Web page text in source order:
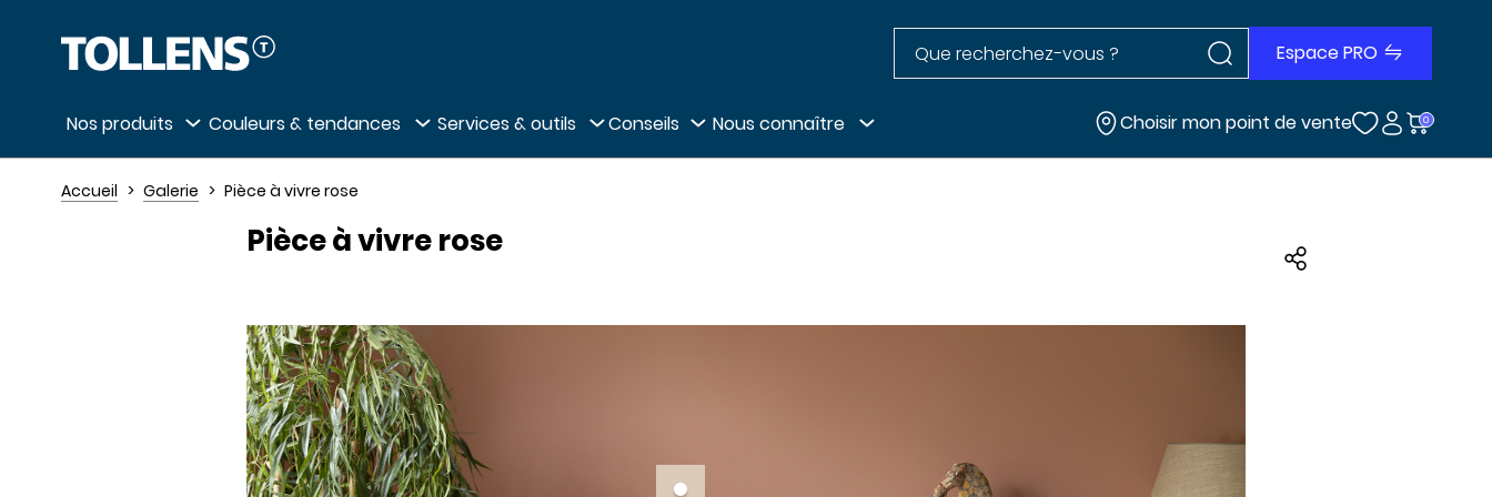
Passer la liste des magasins et aller au pied de page Rechercher dans le site Rechercher dans le site
Espace PRO
Nos produits Couleurs & tendances Services & outils Conseils Nous connaître Choisir mon point de vente 0
Accueil Galerie Pièce à vivre rose
Pièce à vivre rose